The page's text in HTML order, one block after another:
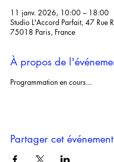
11 janv. 2026, 10:00 – 18:00
Studio L'Accord Parfait, 47 Rue
75018 Paris, France
À propos de
Programmation en cours...
Partager cet événement